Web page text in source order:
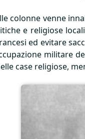
colonne venne
e religiose
ed evitare
militare
case religiose,